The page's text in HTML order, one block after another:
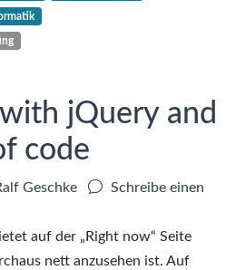
jQuery and
code
Geschke
Schreibe einen
auf der „Right now“ Seite
nett anzusehen ist. Auf